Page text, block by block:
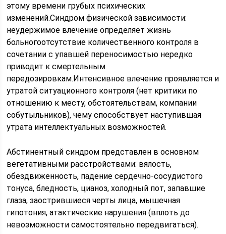
этому времени грубых психических
изменений.Синдром физической зависимости:
неудержимое влечение определяет жизнь
больногоотсутствие количественного контроля в
сочетании с упавшей переносимостью нередко
приводит к смертельным
передозировкам.Интенсивное влечение проявляется и
утратой ситуационного контроля (нет критики по
отношению к месту, обстоятельствам, компании
собутыльников), чему способствует наступившая
утрата интеллектуальных возможностей.
Абстинентный синдром представлен в основном
вегетативными расстройствами: вялость,
обездвиженность, падение сердечно-сосудистого
тонуса, бледность, цианоз, холодный пот, запавшие
глаза, заострившиеся черты лица, мышечная
гипотония, атактические нарушения (вплоть до
невозможности самостоятельно передвигаться).